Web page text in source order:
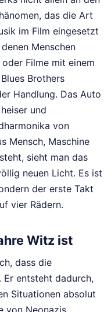
das die Art
im Film eingesetzt
Menschen
Filme mit einem
Brothers
Handlung. Das Auto
und
von
Mensch, Maschine
sieht man das
neuen Licht. Es ist
der erste Takt
vier Rädern.
Witz ist
dass die
entsteht dadurch,
Situationen absolut
von Neonazis